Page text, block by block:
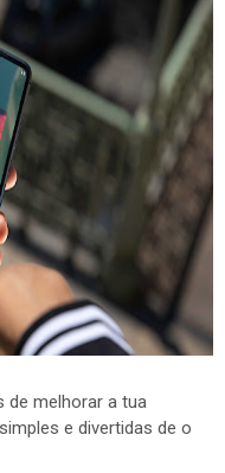
de melhorar a tua
e divertidas de o